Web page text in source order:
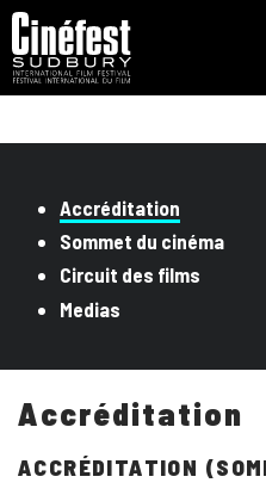
Skip
main
content
Accréditation
Sommet du cinéma
Circuit des films
Medias
Accréditation
ACCRÉDITATION